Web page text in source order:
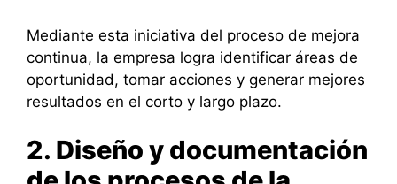
Mediante esta iniciativa del proceso de mejora
continua, la empresa logra identificar áreas de
oportunidad, tomar acciones y generar mejores
resultados en el corto y largo plazo.
2. Diseño y documentación